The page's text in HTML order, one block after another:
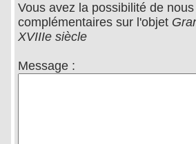
Vous avez la possibilité de
complémentaires sur l'objet
XVIIIe siècle
Message :